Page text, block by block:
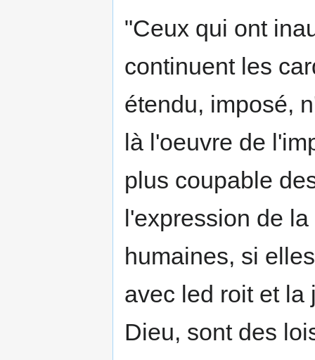
"Ceux qui ont
continuent les
étendu, imposé,
là l'oeuvre de
plus coupable
l'expression de
humaines, si
avec led roit et la
Dieu, sont des